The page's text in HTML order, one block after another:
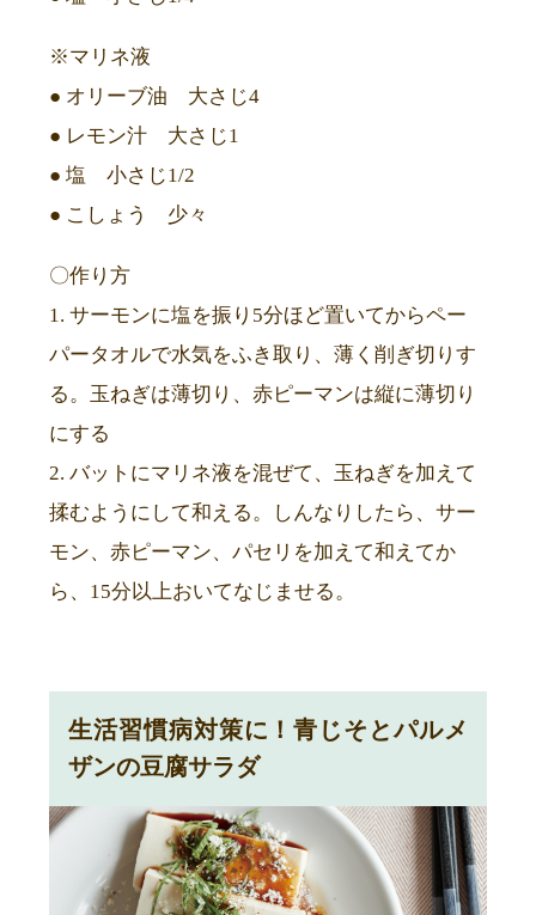
※マリネ液
● オリーブ油 大さじ4
● レモン汁 大さじ1
● 塩 小さじ1/2
● こしょう 少々
〇作り方
1. サーモンに塩を振り5分ほど置いてからペー
パータオルで水気をふき取り、薄く削ぎ切りす
る。玉ねぎは薄切り、赤ピーマンは縦に薄切り
にする
2. バットにマリネ液を混ぜて、玉ねぎを加えて
揉むようにして和える。しんなりしたら、サー
モン、赤ピーマン、パセリを加えて和えてか
ら、15分以上おいてなじませる。
生活習慣病対策に！青じそとパルメ
ザンの豆腐サラダ